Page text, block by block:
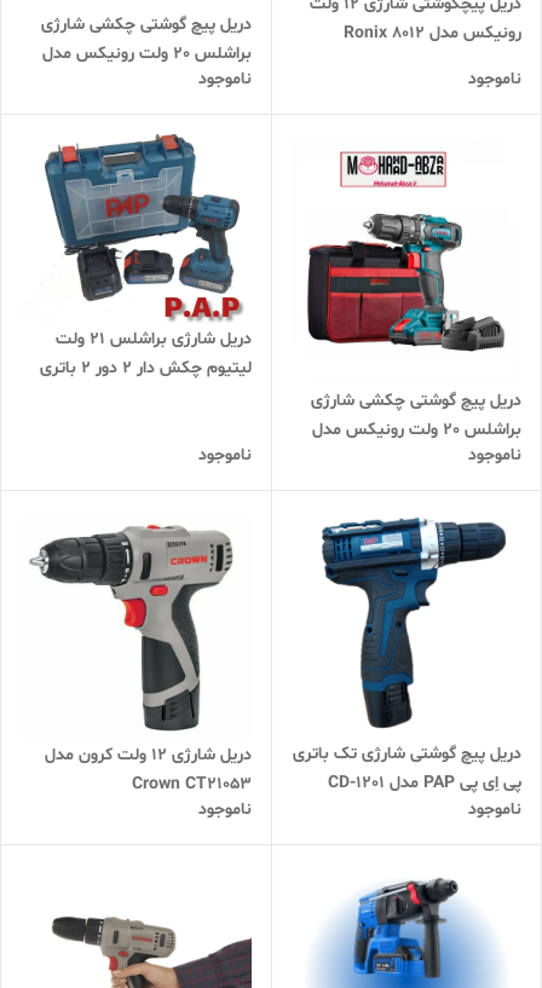
رونیکس مدل Ronix 8012
ناموجود
دریل پیچ گوشتی چکشی شارژی
براشلس 20 ولت رونیکس مدل
RONIX 8900k
ناموجود
دریل پیچ گوشتی چکشی شارژی
براشلس 20 ولت رونیکس مدل
RONIX 8900
ناموجود
دریل شارژی براشلس 21 ولت
لیتیوم چکش دار 2 دور 2 باتری
ناموجود
دریل پیچ گوشتی شارژی تک باتری
پی اِی پی PAP مدل CD-1201
ناموجود
دریل شارژی 12 ولت کرون مدل
Crown CT21053
ناموجود